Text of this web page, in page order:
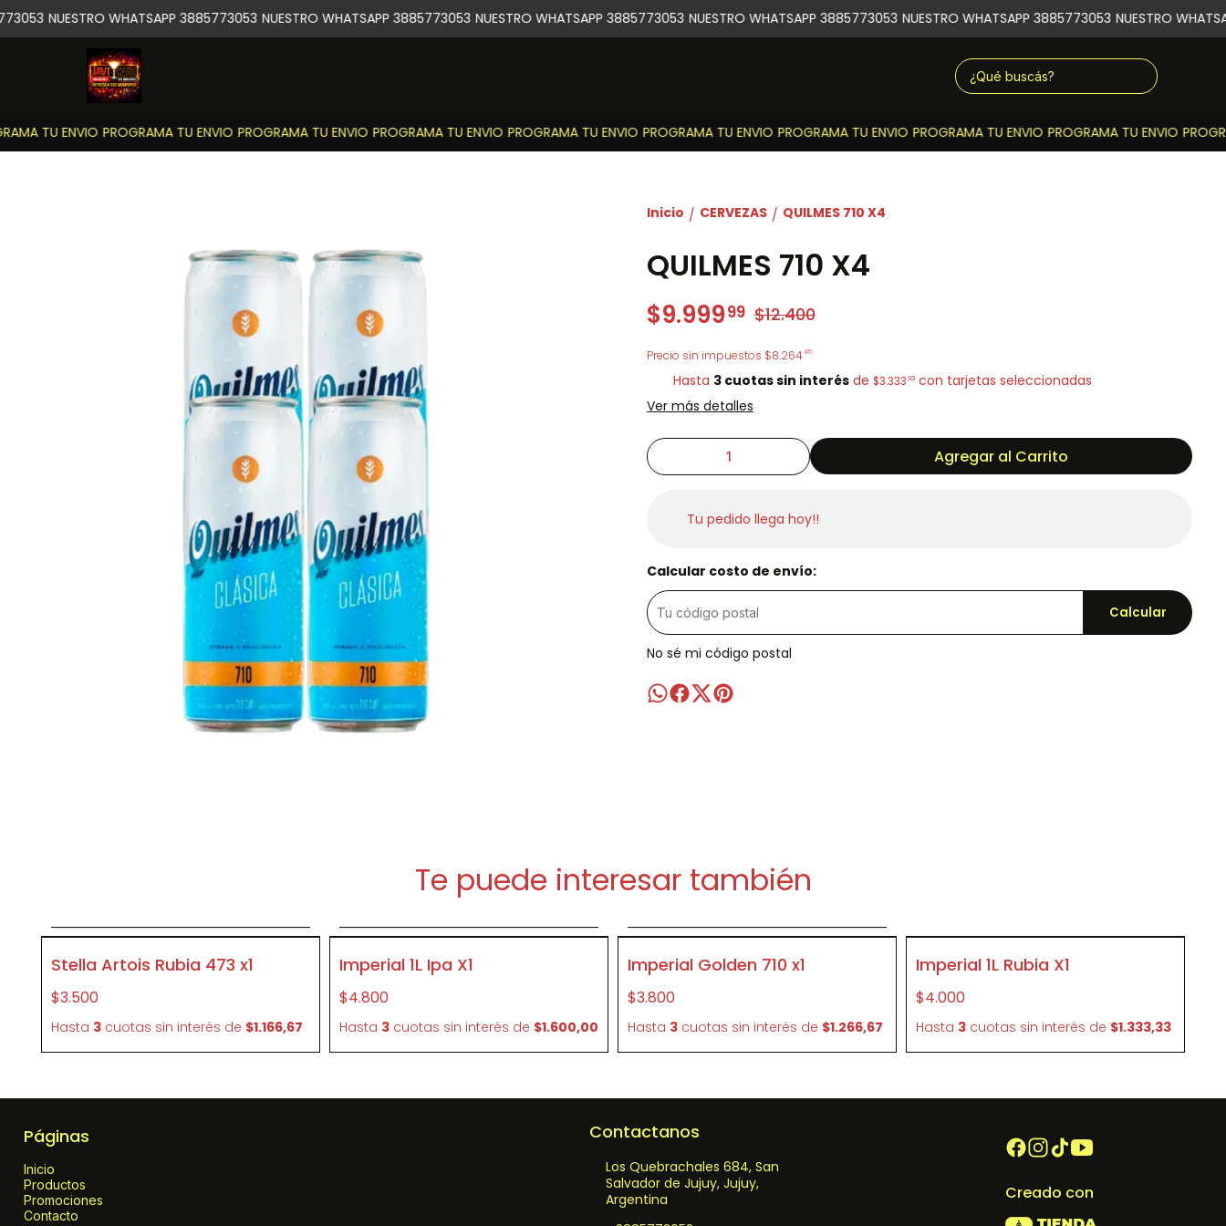
TU ENVIO PROGRAMA TU ENVIO PROGRAMA TU ENVIO PROGRAMA TU ENVIO PROGRAMA TU ENVIO PROGRAMA TU ENVIO PROGRAMA TU ENVIO PROGRAMA TU ENVIO PROGRAMA TU ENVIO
NUESTRO WHATSAPP 3885773053 NUESTRO WHATSAPP 3885773053 NUESTRO WHATSAPP 3885773053 NUESTRO WHATSAPP 3885773053 NUESTRO WHATSAPP 3885773053 NUESTRO
Inicio / CERVEZAS / QUILMES 710 X4
QUILMES 710 X4
$9.99999 $12.400
Precio sin impuestos $8.26445
Hasta 3 cuotas sin interésde $3.33333con tarjetas seleccionadas
Ver más detalles
Agregar al Carrito
Tu pedido llega hoy!!
Calcular costo de envío:
Calcular
No sé mi código postal
Te puede interesar también
P036
Stella Artois Rubia 473 x1
$3.500
Hasta 3 cuotas sin interés de $1.166,67
Imperial 1L Ipa X1
$4.800
Hasta 3 cuotas sin interés de $1.600,00
Imperial Golden 710 x1
$3.800
Hasta 3 cuotas sin interés de $1.266,67
SIN STOCK
P070
Imperial 1L Rubia X1
$4.000
Hasta 3 cuotas sin interés de $1.333,33
Páginas
Inicio
Productos
Promociones
Contacto
Contactanos
Los Quebrachales 684, San
Salvador de Jujuy, Jujuy,
Argentina
Creado con